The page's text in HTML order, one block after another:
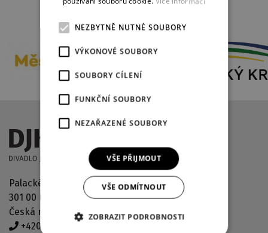
Palackého náměstí 2971/30
301 00 Plzeň
Česká republika
+420 378 038 190
NEZBYTNĚ NUTNÉ SOUBORY
VÝKONOVÉ SOUBORY
SOUBORY CÍLENÍ
FUNKČNÍ SOUBORY
NEZAŘAZENÉ SOUBORY
VŠE PŘIJMOUT
VŠE ODMÍTNOUT
ZOBRAZIT PODROBNOSTI